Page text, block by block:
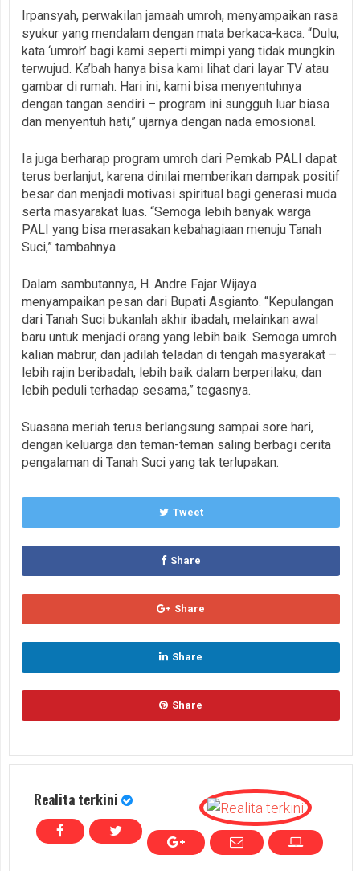
Irpansyah, perwakilan jamaah umroh, menyampaikan rasa
syukur yang mendalam dengan mata berkaca-kaca. “Dulu,
kata ‘umroh’ bagi kami seperti mimpi yang tidak mungkin
terwujud. Ka’bah hanya bisa kami lihat dari layar TV atau
gambar di rumah. Hari ini, kami bisa menyentuhnya
dengan tangan sendiri – program ini sungguh luar biasa
dan menyentuh hati,” ujarnya dengan nada emosional.
Ia juga berharap program umroh dari Pemkab PALI dapat
terus berlanjut, karena dinilai memberikan dampak positif
besar dan menjadi motivasi spiritual bagi generasi muda
serta masyarakat luas. “Semoga lebih banyak warga
PALI yang bisa merasakan kebahagiaan menuju Tanah
Suci,” tambahnya.
Dalam sambutannya, H. Andre Fajar Wijaya
menyampaikan pesan dari Bupati Asgianto. “Kepulangan
dari Tanah Suci bukanlah akhir ibadah, melainkan awal
baru untuk menjadi orang yang lebih baik. Semoga umroh
kalian mabrur, dan jadilah teladan di tengah masyarakat –
lebih rajin beribadah, lebih baik dalam berperilaku, dan
lebih peduli terhadap sesama,” tegasnya.
Suasana meriah terus berlangsung sampai sore hari,
dengan keluarga dan teman-teman saling berbagi cerita
pengalaman di Tanah Suci yang tak terlupakan.
Tweet
Share
Share
Share
Share
Realita terkini